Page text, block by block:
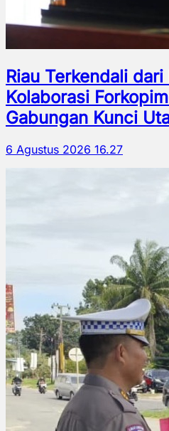
Riau Terkendali dari
Kolaborasi
Gabungan Kunci
6 Agustus 2026 16.27